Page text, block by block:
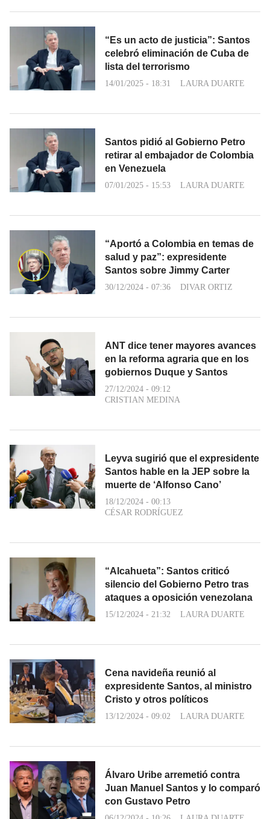
“Es un acto de justicia”: Santos
celebró eliminación de Cuba de
lista del terrorismo
14/01/2025 - 18:31 LAURA DUARTE
Santos pidió al Gobierno Petro
retirar al embajador de Colombia
en Venezuela
07/01/2025 - 15:53 LAURA DUARTE
“Aportó a Colombia en temas de
salud y paz”: expresidente
Santos sobre Jimmy Carter
30/12/2024 - 07:36 DIVAR ORTIZ
ANT dice tener mayores avances
en la reforma agraria que en los
gobiernos Duque y Santos
27/12/2024 - 09:12
CRISTIAN MEDINA
Leyva sugirió que el expresidente
Santos hable en la JEP sobre la
muerte de ‘Alfonso Cano’
18/12/2024 - 00:13
CÉSAR RODRÍGUEZ
“Alcahueta”: Santos criticó
silencio del Gobierno Petro tras
ataques a oposición venezolana
15/12/2024 - 21:32 LAURA DUARTE
Cena navideña reunió al
expresidente Santos, al ministro
Cristo y otros políticos
13/12/2024 - 09:02 LAURA DUARTE
Álvaro Uribe arremetió contra
Juan Manuel Santos y lo comparó
con Gustavo Petro